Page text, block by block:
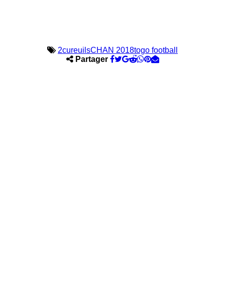
2cureuilsCHAN 2018togo football
Partager